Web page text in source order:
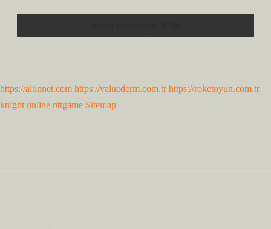
https://altinnet.com https://valuederm.com.tr https://roketoyun.com.tr
knight online nttgame Sitemap